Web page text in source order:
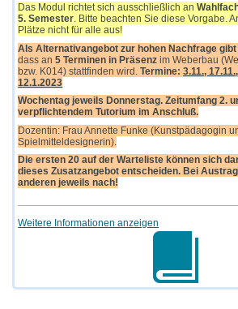
Das Modul richtet sich ausschließlich an
5. Semester. Bitte beachten Sie diese Vorgabe.
Plätze nicht für alle aus!
Als Alternativangebot zur hohen Nachfrage
dass an5 Terminen in Präsenz im Weberbau
bzw. K014) stattfinden wird.Termine:3.11.,
12.1.2023
Wochentag jeweils Donnerstag. Zeitumfang 2.
verpflichtendem Tutorium im Anschluß.
Dozentin: Frau Annette Funke (Kunstpädagogin
Spielmitteldesignerin).
Die ersten 20 auf der Warteliste können sich
dieses Zusatzangebot entscheiden. Bei
anderen jeweils nach!
Weitere Informationen anzeigen